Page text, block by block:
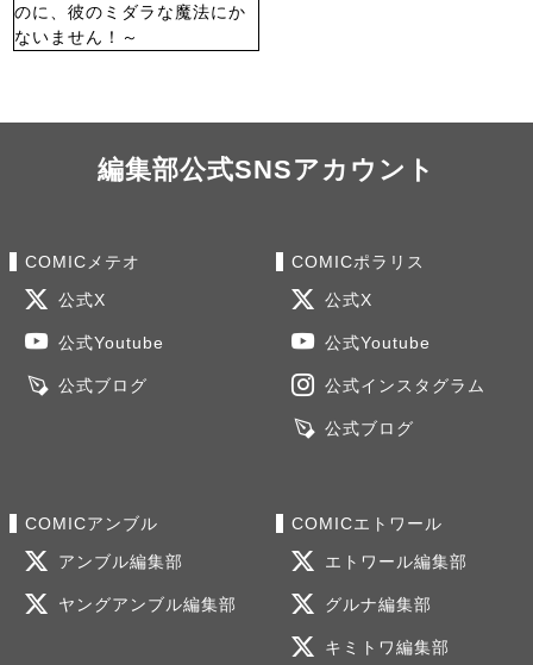
編集部公式SNSアカウント
COMICメテオ
公式X
公式Youtube
公式ブログ
COMICポラリス
公式X
公式Youtube
公式インスタグラム
公式ブログ
COMICアンブル
アンブル編集部
ヤングアンブル編集部
COMICエトワール
エトワール編集部
グルナ編集部
キミトワ編集部